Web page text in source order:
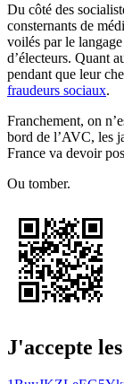
Du côté des
consternants de
voilés par le
d’électeurs. Quant
pendant que leur
fraudeurs sociaux.
Franchement, on
bord de l’AVC, les
France va devoir
Ou tomber.
J'accepte